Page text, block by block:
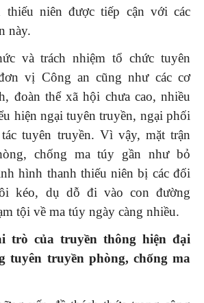
thiếu niên được tiếp cận với các
này.
và trách nhiệm tổ chức tuyên
vị Công an cũng như các cơ
đoàn thể xã hội chưa cao, nhiều
hiện ngại tuyên truyền, ngại phối
tuyên truyền. Vì vậy, mặt trận
chống ma túy gần như bỏ
hình thanh thiếu niên bị các đối
kéo, dụ dỗ đi vào con đường
tội về ma túy ngày càng nhiều.
trò của truyền thông hiện đại
tuyên truyền phòng, chống ma